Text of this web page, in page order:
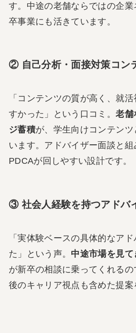
す。中途の老舗ならではの企
卒事業にも活きています。
② 自己分析・面接対策コン
「コンテンツの質が高く、就
すかった」という口コミ。老舗
ジ蓄積が、学生向けコンテンツ
います。アドバイザー面談と組
PDCAが回しやすい設計です。
③ 社会人経験を持つアドバ
「実体験ベースの具体的なア
た」という声。 中途市場を見
が新卒の相談に乗ってくれる
後のキャリア視点も含めた提案